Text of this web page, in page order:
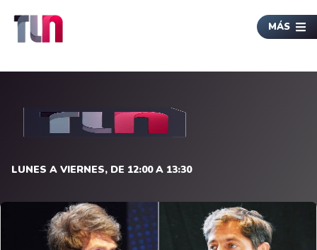
MÁS
LUNES A VIERNES, DE 12:00 A 13:30